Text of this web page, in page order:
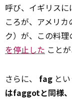
呼び、イギリス
ころが、アメリ
ク）が、この料
を停止した こと
さらに、 fag と
はfaggotと同様